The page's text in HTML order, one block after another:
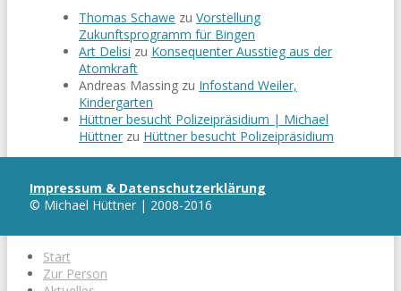
Thomas Schawe zu Vorstellung
Zukunftsprogramm für Bingen
Art Delisi zu Konsequenter Ausstieg aus der
Atomkraft
Andreas Massing zu Infostand Weiler,
Kindergarten
Hüttner besucht Polizeipräsidium | Michael
Hüttner zu Hüttner besucht Polizeipräsidium
Impressum & Datenschutzerklärung
© Michael Hüttner | 2008-2016
Start
Zur Person